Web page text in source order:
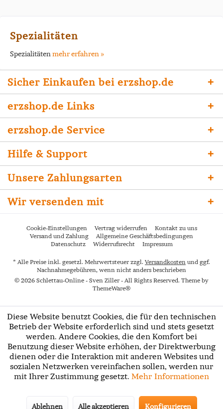
Spezialitäten
Spezialitätenmehr erfahren »
Sicher Einkaufen bei erzshop.de
erzshop.de Links
erzshop.de Service
Hilfe & Support
Unsere Zahlungsarten
Wir versenden mit
Cookie-Einstellungen Vertrag widerrufen
Kontakt zu uns
Versand und Zahlung
Allgemeine Geschäftsbedingungen
Datenschutz
Widerrufsrecht Impressum
* Alle Preise inkl. gesetzl. Mehrwertsteuer zzgl. Versandkosten und ggf.
Nachnahmegebühren, wenn nicht anders beschrieben
© 2026 Schlettau-Online - Sven Ziller - All Rights Reserved. Theme by
ThemeWare®
Diese Website benutzt Cookies, die für den technischen
Betrieb der Website erforderlich sind und stets gesetzt
werden. Andere Cookies, die den Komfort bei
Benutzung dieser Website erhöhen, der Direktwerbung
dienen oder die Interaktion mit anderen Websites und
sozialen Netzwerken vereinfachen sollen, werden nur
mit Ihrer Zustimmung gesetzt. Mehr Informationen
Ablehnen Alle akzeptieren Konfigurieren